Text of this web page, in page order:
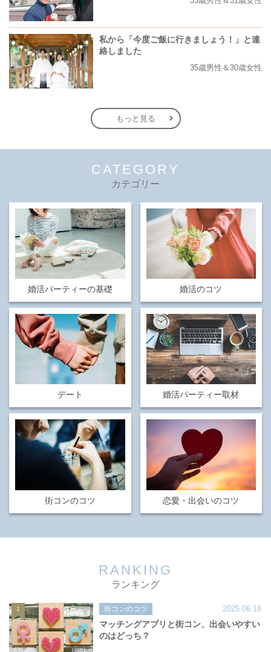
私から「今度ご飯に行きましょう！」と連
絡しました
35歳男性＆30歳女性
もっと見る
CATEGORY
カテゴリー
婚活パーティーの基礎 婚活のコツ
デート 婚活パーティー取材
街コンのコツ 恋愛・出会いのコツ
RANKING
ランキング
1 街コンのコツ 2025.06.18
マッチングアプリと街コン、出会いやすい
のはどっち？